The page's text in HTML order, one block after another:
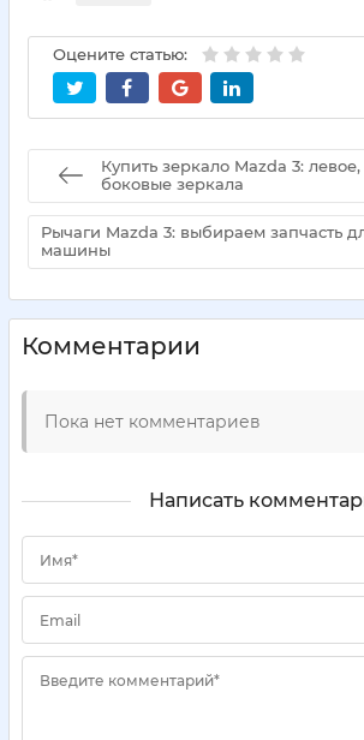
Оцените статью:
Купить зеркало Mazda 3:
боковые зеркала
Рычаги Mazda 3: выбираем запчасть
машины
Комментарии
Пока нет комментариев
Написать
Имя*
Email
Введите комментарий*